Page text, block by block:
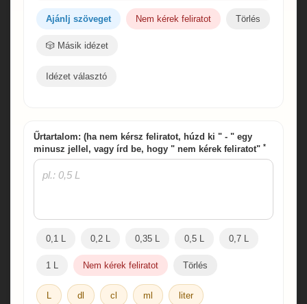
Ajánlj szöveget Nem kérek feliratot Törlés
🎲 Másik idézet
Idézet választó
Űrtartalom: (ha nem kérsz feliratot, húzd ki " - " egy
minusz jellel, vagy írd be, hogy " nem kérek feliratot" *
0,1 L 0,2 L 0,35 L 0,5 L 0,7 L
1 L Nem kérek feliratot Törlés
L dl cl ml liter